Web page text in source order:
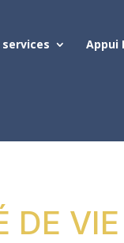
services Appui
DE